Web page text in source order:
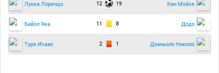
Лукка Лоренцо 12 19 Кин Мойзе
Бийол Яка 11 8 Додо
Туре Исаак 2 1 Дзаньоло Николо